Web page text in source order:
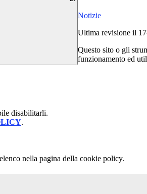
Notizie
Ultima revisione il
Questo sito o gli
funzionamento ed
disabilitarli.
.
nella pagina della cookie policy.